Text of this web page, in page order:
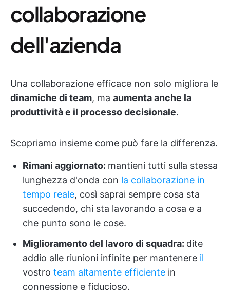
collaborazione
dell'azienda
Una collaborazione efficace non solo migliora le
dinamiche di team, ma aumenta anche la
produttività e il processo decisionale.
Scopriamo insieme come può fare la differenza.
Rimani aggiornato: mantieni tutti sulla stessa
lunghezza d'onda con la collaborazione in
tempo reale, così saprai sempre cosa sta
succedendo, chi sta lavorando a cosa e a
che punto sono le cose.
Miglioramento del lavoro di squadra: dite
addio alle riunioni infinite per mantenere il
vostro team altamente efficiente in
connessione e fiducioso.